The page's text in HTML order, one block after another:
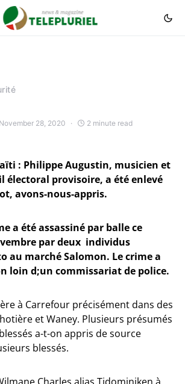
November 28, 2020 2 minute read
: Philippe Augustin, musicien et
électoral provisoire, a été enlevé
avons-nous-appris.
a été assassiné par balle ce
par deux individus
au marché Salomon. Le crime a
loin d;un commissariat de police.
à Carrefour précisément dans des
et Waney. Plusieurs présumés
a-t-on appris de source
blessés.